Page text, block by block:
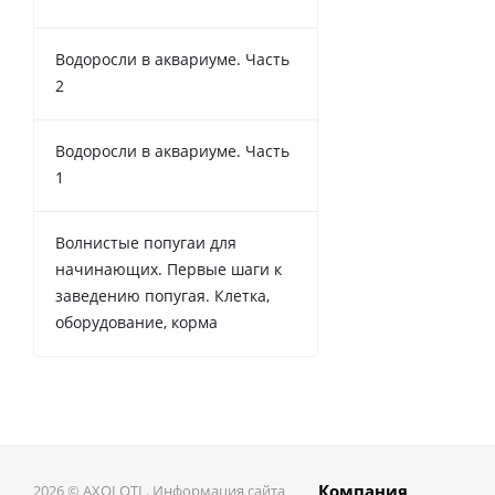
Водоросли в аквариуме. Часть
2
Водоросли в аквариуме. Часть
1
Волнистые попугаи для
начинающих. Первые шаги к
заведению попугая. Клетка,
оборудование, корма
2026 © AXOLOTL. Информация сайта Компания